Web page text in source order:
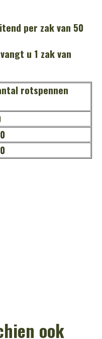
per zak van 50
u 1 zak van
rotspennen
ook